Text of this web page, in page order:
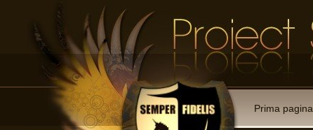
Prima pagina